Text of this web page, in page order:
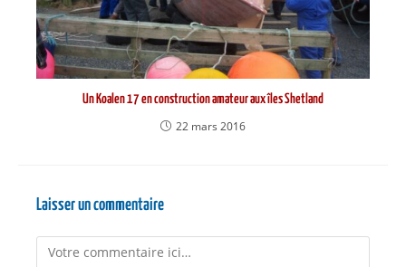
Un Koalen 17 en construction amateur aux îles Shetland
22 mars 2016
Laisser un commentaire